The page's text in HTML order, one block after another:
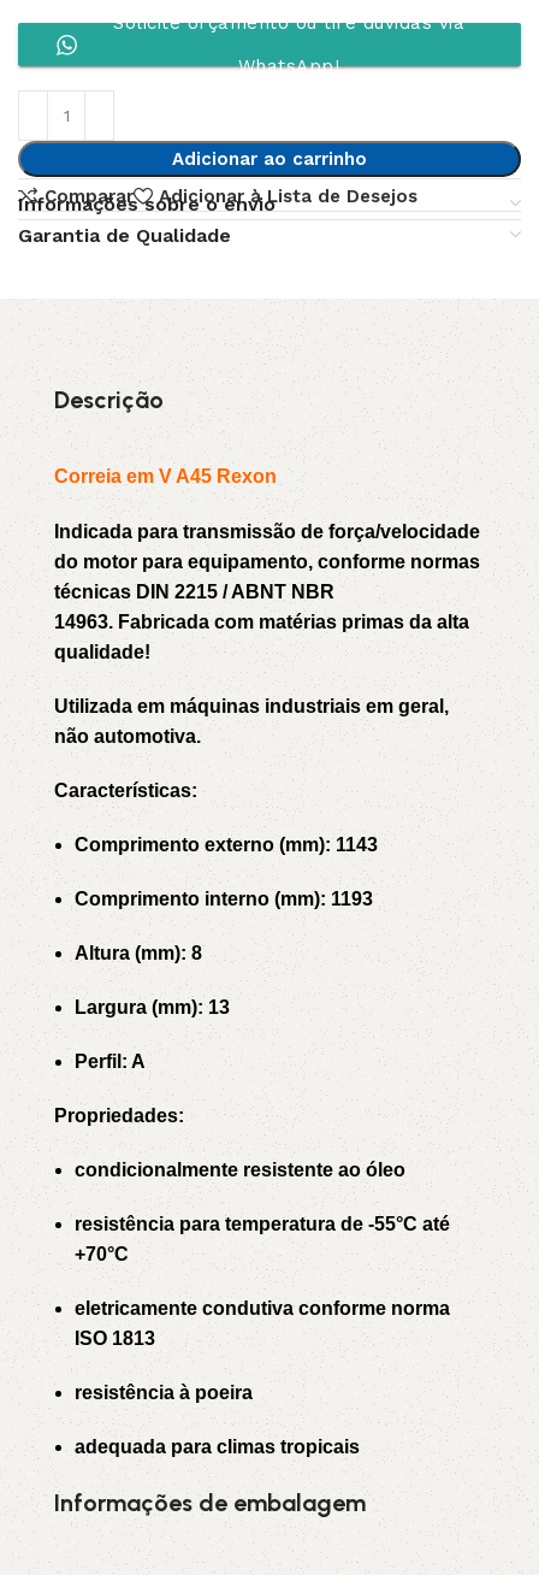
Solicite orçamento ou tire dúvidas via
WhatsApp!
Adicionar ao carrinho
Comparar
Adicionar à Lista de Desejos
Informações sobre o envio
Garantia de Qualidade
Descrição
Correia em V A45 Rexon
Indicada para transmissão de força/velocidade
do motor para equipamento, conforme normas
técnicas DIN 2215 / ABNT NBR
14963. Fabricada com matérias primas da alta
qualidade!
Utilizada em máquinas industriais em geral,
não automotiva.
Características:
Comprimento externo (mm): 1143
Comprimento interno (mm): 1193
Altura (mm): 8
Largura (mm): 13
Perfil: A
Propriedades:
condicionalmente resistente ao óleo
resistência para temperatura de -55°C até
+70°C
eletricamente condutiva conforme norma
ISO 1813
resistência à poeira
adequada para climas tropicais
Informações de embalagem